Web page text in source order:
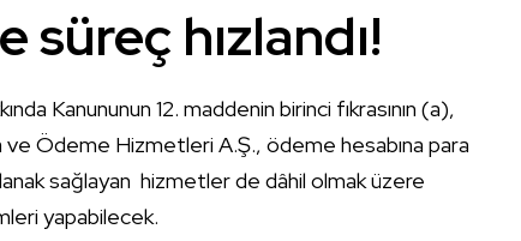
süreç hızlandı!
Kanununun 12. maddenin birinci fıkrasının (a),
Ödeme Hizmetleri A.Ş., ödeme hesabına para
sağlayan hizmetler de dâhil olmak üzere
yapabilecek.